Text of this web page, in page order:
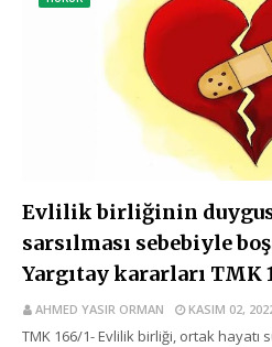
Evlilik birliğinin
sarsılması sebebiyle
Yargıtay kararları TMK
AHMED YASIR ORMAN KASIM 02,
TMK 166/1- Evlilik birliği, ortak